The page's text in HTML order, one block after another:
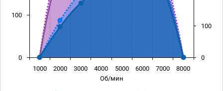
Об/мин
1000 2000 3000 4000 5000 6000 7000 8000
0
100
0
100